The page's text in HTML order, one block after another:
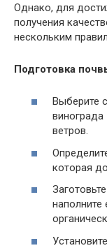
Однако, для
получения
нескольким
Подготовка
Выберите
ветров.
которая